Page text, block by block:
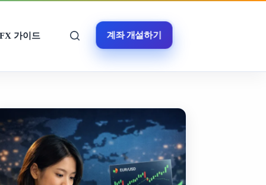
FX 가이드 계좌 개설하기